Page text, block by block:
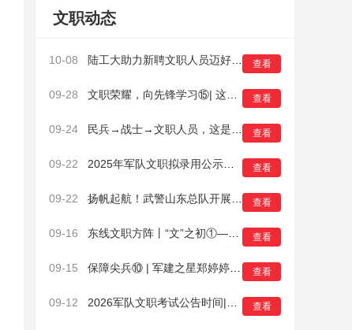
文职动态
10-08 查看
09-28 查看
09-24 查看
09-22 查看
09-22 查看
09-16 查看
09-15 查看
09-12 查看